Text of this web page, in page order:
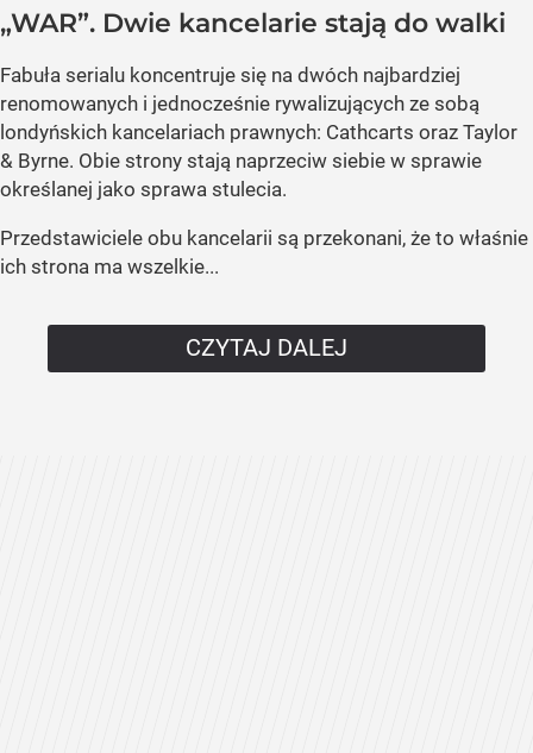
„WAR”. Dwie kancelarie stają do walki
Fabuła serialu koncentruje się na dwóch najbardziej
renomowanych i jednocześnie rywalizujących ze sobą
londyńskich kancelariach prawnych: Cathcarts oraz Taylor
& Byrne. Obie strony stają naprzeciw siebie w sprawie
określanej jako sprawa stulecia.
Przedstawiciele obu kancelarii są przekonani, że to właśnie
ich strona ma wszelkie...
CZYTAJ DALEJ